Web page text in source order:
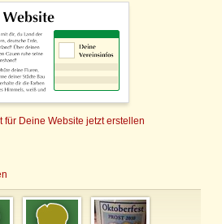
für Deine Website jetzt erstellen